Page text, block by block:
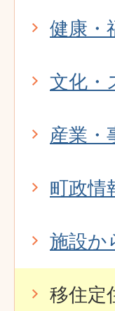
健康・
文化・
産業・
町政情
施設か
移住定